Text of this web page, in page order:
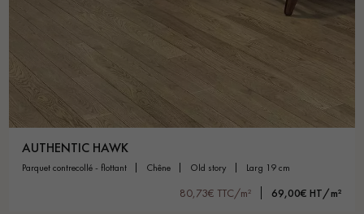
AUTHENTIC HAWK
parquet contrecollé - flottant chêne old story larg 19 cm
80,73€ TTC/m² 69,00€ HT/m²